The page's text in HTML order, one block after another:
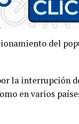
del
la interrupción
en varios